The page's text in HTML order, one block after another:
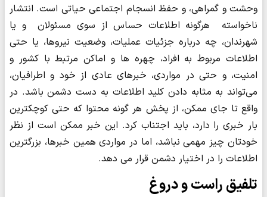
وحشت و گمراهی، و حفظ انسجام اجتماعی حیاتی است. انتشار
ناخواسته هرگونه اطلاعات حساس از سوی مسئولان و یا
شهرندان، چه درباره جزئیات عملیات، وضعیت نیروها، یا حتی
اطلاعات مربوط به افراد، چهره ها و اماکن مرتبط با کشور و
امنیت، و حتی در مواردی، خبرهای عادی از خود و اطرافیان،
می‌تواند به مثابه دادن کلید اطلاعات به دست دشمن باشد. در
واقع تا جای ممکن، از پخش هر گونه محتوا که حتی کوچکترین
بار خبری را دارد، باید اجتناب کرد. این خبر ممکن است از نظر
خودتان چیز مهمی نباشد، اما در مواردی همین خبرها، بزرگترین
اطلاعات را در اختیار دشمن قرار می دهد.
تلفیق راست و دروغ